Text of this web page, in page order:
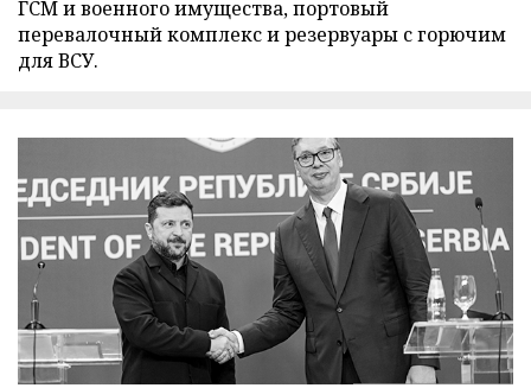
ГСМ и военного имущества, портовый
перевалочный комплекс и резервуары с горючим
для ВСУ.